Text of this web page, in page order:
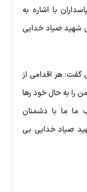
با اشاره به
شهید صیاد خدایی
گفت: هر اقدامی از
را به حال خود رها
ما ما با دشمنان
صیاد خدایی بی